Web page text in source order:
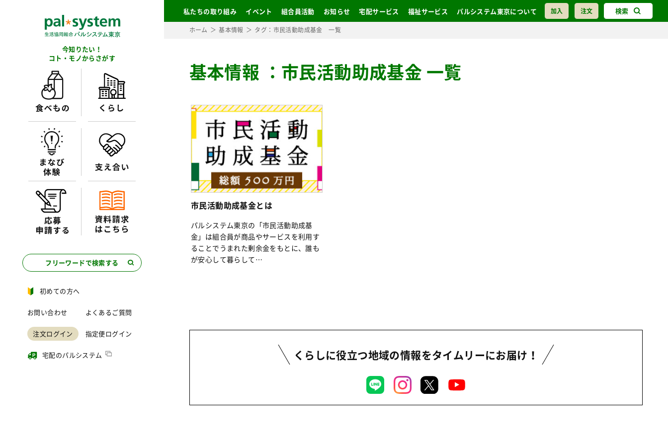
加入 注文 検索
私たちの取り組み イベント 組合員活動 お知らせ 宅配サービス 福祉サービス パルシステム東京について
今知りたい！
コト・モノからさがす
フリーワードで検索する
初めての方へ
お問い合わせ よくあるご質問
注文ログイン 指定便ログイン
宅配のパルシステム
ホーム 基本情報 タグ：市民活動助成基金 一覧
基本情報 ： 市民活動助成基金 一覧
市民活動助成基金とは
パルシステム東京の「市民活動助成基
金」は組合員が商品やサービスを利用す
ることでうまれた剰余金をもとに、誰も
が安心して暮らして…
くらしに役立つ地域の情報をタイムリーにお届け！